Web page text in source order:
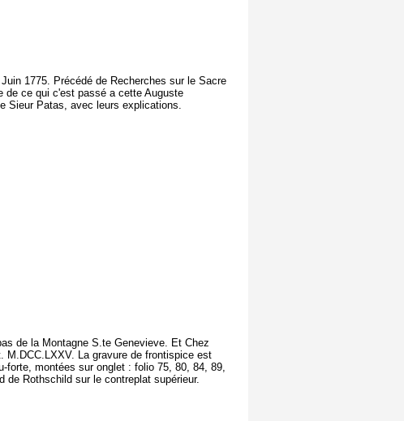
1775. Précédé de Recherches sur le Sacre
de ce qui c'est passé a cette Auguste
Sieur Patas, avec leurs explications.
de la Montagne S.te Genevieve. Et Chez
M.DCC.LXXV. La gravure de frontispice est
forte, montées sur onglet : folio 75, 80, 84, 89,
de Rothschild sur le contreplat supérieur.